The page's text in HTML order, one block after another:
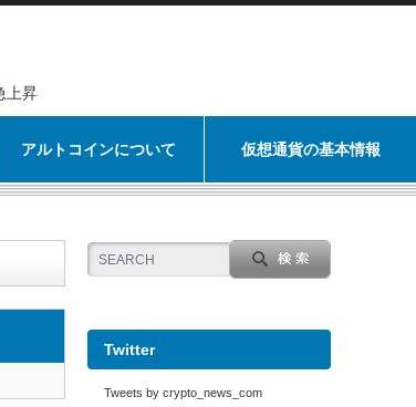
上昇
アルトコインについて 仮想通貨の基本情報
Twitter
Tweets by crypto_news_com